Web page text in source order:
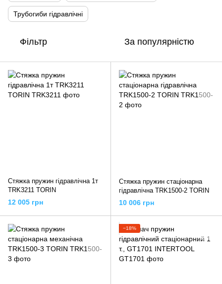
Трубогиби гідравлічні
Фільтр За популярністю
Стяжка пружин гідравлічна 1т
TRK3211 TORIN
12 005 грн
Стяжка пружин стаціонарна
гідравлічна TRK1500-2 TORIN
10 006 грн
−18%